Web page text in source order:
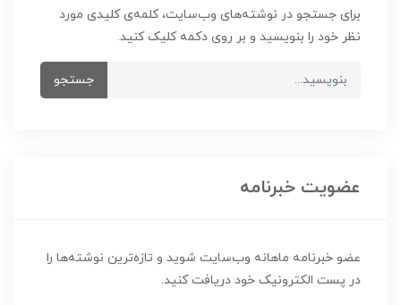
برای جستجو در نوشته‌های وب‌سایت، کلمه‌ی کلیدی مورد
نظر خود را بنویسید و بر روی دکمه کلیک کنید.
جستجو
عضویت خبرنامه
عضو خبرنامه ماهانه وب‌سایت شوید و تازه‌ترین نوشته‌ها را
در پست الکترونیک خود دریافت کنید.